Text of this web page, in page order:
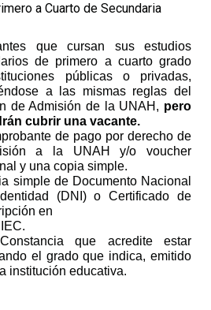
a Cuarto de Secundaria
que cursan sus estudios
de primero a cuarto grado
públicas o privadas,
a las mismas reglas del
de Admisión de la UNAH, pero
cubrir una vacante.
de pago por derecho de
a la UNAH y/o voucher
y una copia simple.
simple de Documento Nacional
(DNI) o Certificado de
en
Constancia que acredite estar
el grado que indica, emitido
institución educativa.